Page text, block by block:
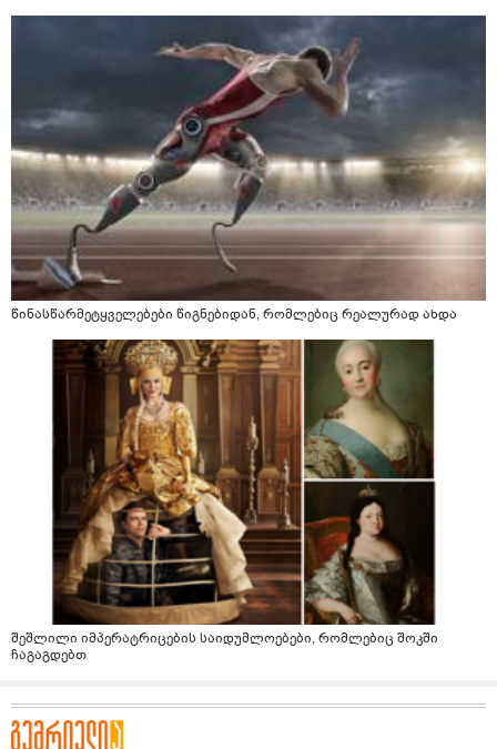
წინასწარმეტყველებები წიგნებიდან, რომლებიც რეალურად ახდა
შეშლილი იმპერატრიცების საიდუმლოებები, რომლებიც შოკში
ჩაგაგდებთ